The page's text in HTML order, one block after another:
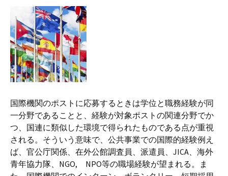
国際機関のポストに応募するときは学位と職務経験が同
一分野であることと、経験が対象ポストの関連分野でか
つ、国連に類似した環境で得られたものである点が重視
される。そういう意味で、公共事業での国際的経験例え
ば、官公庁関係、在外公館調査員、派遣員、JICA、海外
青年協力隊、NGO, NPO等の職場経験が望まれる。ま